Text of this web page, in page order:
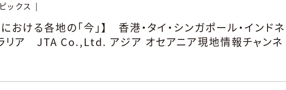
ックス |
おける各地の「今」】 香港・タイ・シンガポール・インドネ
ラリア JTA Co.,Ltd. アジア オセアニア現地情報チャンネ